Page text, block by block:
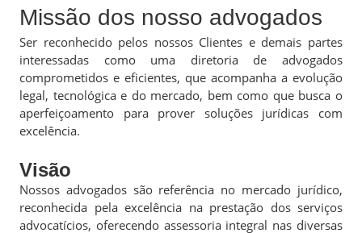
Missão dos nosso advogados
Ser reconhecido pelos nossos Clientes e demais partes
interessadas como uma diretoria de advogados
comprometidos e eficientes, que acompanha a evolução
legal, tecnológica e do mercado, bem como que busca o
aperfeiçoamento para prover soluções jurídicas com
excelência.
Visão
Nossos advogados são referência no mercado jurídico,
reconhecida pela excelência na prestação dos serviços
advocatícios, oferecendo assessoria integral nas diversas